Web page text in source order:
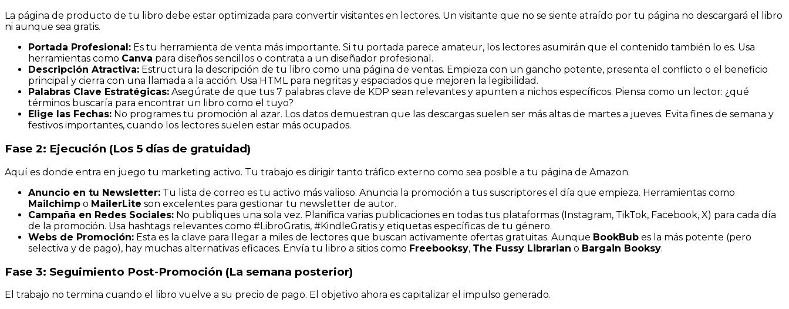
La página de producto de tu libro debe estar optimizada para convertir visitantes en lectores. Un visitante que no se siente atraído por tu página no descargará el libro
ni aunque sea gratis.
Portada Profesional: Es tu herramienta de venta más importante. Si tu portada parece amateur, los lectores asumirán que el contenido también lo es. Usa
herramientas como Canva para diseños sencillos o contrata a un diseñador profesional.
Descripción Atractiva: Estructura la descripción de tu libro como una página de ventas. Empieza con un gancho potente, presenta el conflicto o el beneficio
principal y cierra con una llamada a la acción. Usa HTML para negritas y espaciados que mejoren la legibilidad.
Palabras Clave Estratégicas: Asegúrate de que tus 7 palabras clave de KDP sean relevantes y apunten a nichos específicos. Piensa como un lector: ¿qué
términos buscaría para encontrar un libro como el tuyo?
Elige las Fechas: No programes tu promoción al azar. Los datos demuestran que las descargas suelen ser más altas de martes a jueves. Evita fines de semana y
festivos importantes, cuando los lectores suelen estar más ocupados.
Fase 2: Ejecución (Los 5 días de gratuidad)
Aquí es donde entra en juego tu marketing activo. Tu trabajo es dirigir tanto tráfico externo como sea posible a tu página de Amazon.
Anuncio en tu Newsletter: Tu lista de correo es tu activo más valioso. Anuncia la promoción a tus suscriptores el día que empieza. Herramientas como
Mailchimp o MailerLite son excelentes para gestionar tu newsletter de autor.
Campaña en Redes Sociales: No publiques una sola vez. Planifica varias publicaciones en todas tus plataformas (Instagram, TikTok, Facebook, X) para cada día
de la promoción. Usa hashtags relevantes como #LibroGratis, #KindleGratis y etiquetas específicas de tu género.
Webs de Promoción: Esta es la clave para llegar a miles de lectores que buscan activamente ofertas gratuitas. Aunque BookBub es la más potente (pero
selectiva y de pago), hay muchas alternativas eficaces. Envía tu libro a sitios como Freebooksy, The Fussy Librarian o Bargain Booksy.
Fase 3: Seguimiento Post-Promoción (La semana posterior)
El trabajo no termina cuando el libro vuelve a su precio de pago. El objetivo ahora es capitalizar el impulso generado.